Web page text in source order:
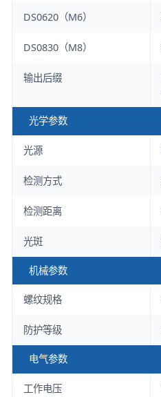
DS0620（M6）
DS0830（M8）
输出后缀
光学参数
光源
检测方式
检测距离
光斑
机械参数
螺纹规格
防护等级
电气参数
工作电压